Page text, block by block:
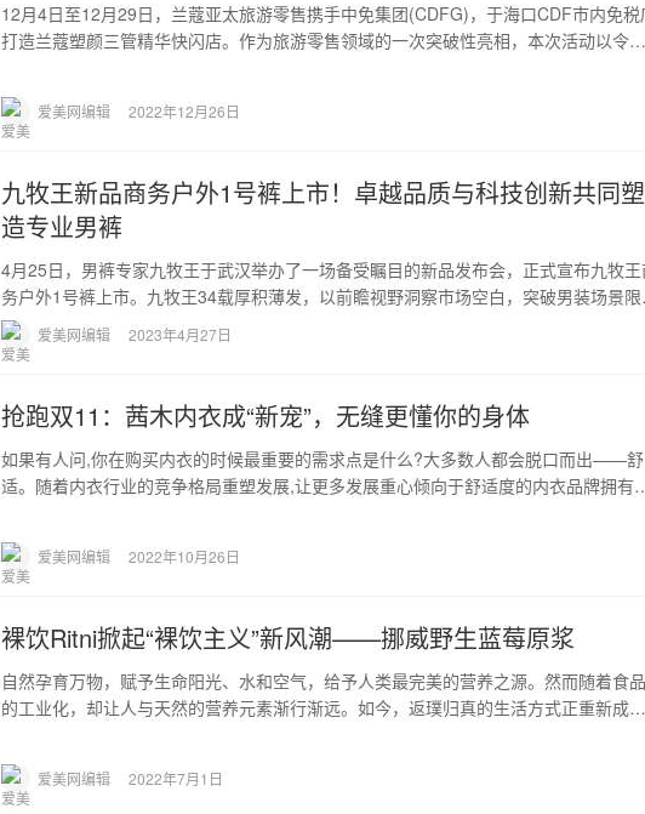
12月4日至12月29日，兰蔻亚太旅游零售携手中免集团(CDFG)，于海口CDF市内免税
打造兰蔻塑颜三管精华快闪店。作为旅游零售领域的一次突破性亮相，本次活动以令人
爱美网编辑 2022年12月26日
九牧王新品商务户外1号裤上市！卓越品质与科技创新共同塑
造专业男裤
4月25日，男裤专家九牧王于武汉举办了一场备受瞩目的新品发布会，正式宣布九牧王
务户外1号裤上市。九牧王34载厚积薄发，以前瞻视野洞察市场空白，突破男装场景限
制，创新推出这一科技新…
爱美网编辑 2023年4月27日
抢跑双11：茜木内衣成“新宠”，无缝更懂你的身体
如果有人问,你在购买内衣的时候最重要的需求点是什么?大多数人都会脱口而出——舒
适。随着内衣行业的竞争格局重塑发展,让更多发展重心倾向于舒适度的内衣品牌拥有
爱美网编辑 2022年10月26日
裸饮Ritni掀起“裸饮主义”新风潮——挪威野生蓝莓原浆
自然孕育万物，赋予生命阳光、水和空气，给予人类最完美的营养之源。然而随着食品
的工业化，却让人与天然的营养元素渐行渐远。如今，返璞归真的生活方式正重新成为
爱美网编辑 2022年7月1日